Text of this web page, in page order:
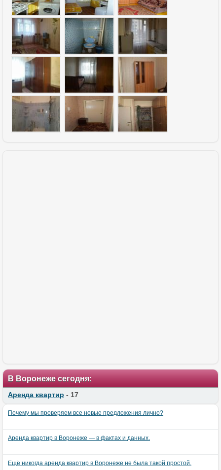
В Воронеже сегодня:
Аренда квартир - 17
Почему мы проверяем все новые предложения лично?
Аренда квартир в Воронеже — в фактах и данных.
Ещё никогда аренда квартир в Воронеже не была такой простой.